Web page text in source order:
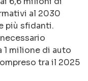
al 2030
più sfidanti.
milione di auto
tra il 2025